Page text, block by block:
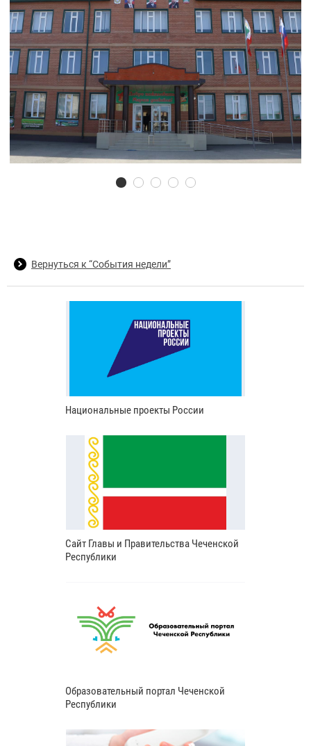
Вернуться к “События недели”
Национальные проекты России
Сайт Главы и Правительства Чеченской
Республики
Образовательный портал Чеченской
Республики